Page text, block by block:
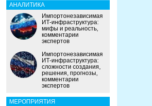
АНАЛИТИКА
Импортонезависимая
ИТ-инфраструктура:
мифы и реальность,
комментарии
экспертов
Импортонезависимая
ИТ-инфраструктура:
сложности создания,
решения, прогнозы,
комментарии
экспертов
МЕРОПРИЯТИЯ